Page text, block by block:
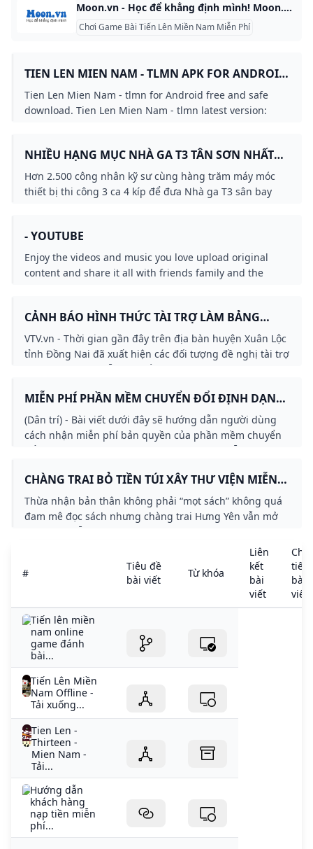
Moon.vn - Học để khẳng định mình! Moon.vn là nền tảng giáo dục trực tuyến, cung cấp giải pháp học tập toàn diện cho học sinh, sinh viên với đa dạng các khóa học chất lượng cao, được thiết kế theo lộ trình chi tiết, bài bản bởi đội ngũ giáo viên giàu kinh nghiệm cùng các chuyên gia hàng đầu trong lĩnh vực.
Chơi Game Bài Tiến Lên Miền Nam Miễn Phí
TIEN LEN MIEN NAM - TLMN APK FOR ANDROID
- DOWNLOAD
Tien Len Mien Nam - tlmn for Android free and safe
download. Tien Len Mien Nam - tlmn latest version:
NHIỀU HẠNG MỤC NHÀ GA T3 TÂN SƠN NHẤT
VƯỢT TIẾN ĐỘ
Hơn 2.500 công nhân kỹ sư cùng hàng trăm máy móc
thiết bị thi công 3 ca 4 kíp để đưa Nhà ga T3 sân bay
- YOUTUBE
Enjoy the videos and music you love upload original
content and share it all with friends family and the
CẢNH BÁO HÌNH THỨC TÀI TRỢ LÀM BẢNG
HIỆU MIỄN PHÍ ĐỂ QUẢNG CÁO CÁ ĐỘ CỜ BẠC
VTV.VN
VTV.vn - Thời gian gần đây trên địa bàn huyện Xuân Lộc
tỉnh Đồng Nai đã xuất hiện các đối tượng đề nghị tài trợ
MIỄN PHÍ PHẦN MỀM CHUYỂN ĐỔI ĐỊNH DẠNG
PDF TRỊ GIÁ 2965 USD BÁO DÂN TRÍ
(Dân trí) - Bài viết dưới đây sẽ hướng dẫn người dùng
cách nhận miễn phí bản quyền của phần mềm chuyển
CHÀNG TRAI BỎ TIỀN TÚI XÂY THƯ VIỆN MIỄN
PHÍ 6 NĂM VẪN BỊ GỌI LÀ ‘KẺ ĐIÊN’
Thừa nhận bản thân không phải “mọt sách” không quá
đam mê đọc sách nhưng chàng trai Hưng Yên vẫn mở
#
Tiêu đề
bài viết
Từ khóa
Liên
kết
bài
viết
Chi
tiết
bài
viết
Tiến lên miền
nam online
game đánh
bài...
Tiến Lên Miền
Nam Offline -
Tải xuống...
Tien Len -
Thirteen -
Mien Nam -
Tải...
Hướng dẫn
khách hàng
nạp tiền miễn
phí...